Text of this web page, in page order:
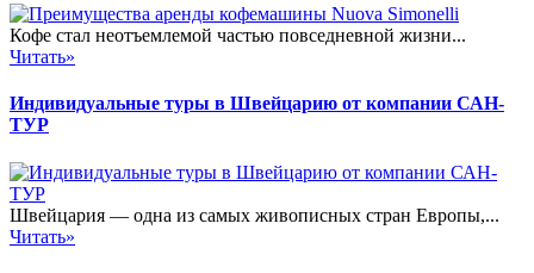
Кофе стал неотъемлемой частью повседневной жизни...
Читать»
Индивидуальные туры в Швейцарию от компании САН-
ТУР
Швейцария — одна из самых живописных стран Европы,...
Читать»